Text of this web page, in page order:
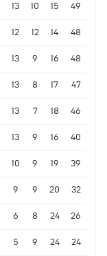
13 10 15 49
12 12 14 48
13 9 16 48
13 8 17 47
13 7 18 46
13 9 16 40
10 9 19 39
9 9 20 32
6 8 24 26
5 9 24 24